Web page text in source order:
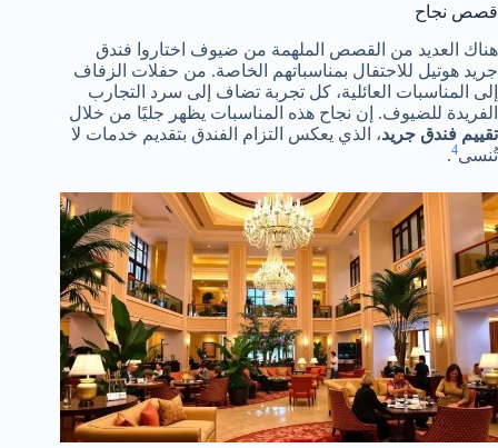
قصص نجاح
هناك العديد من القصص الملهمة من ضيوف اختاروا فندق
جريد هوتيل للاحتفال بمناسباتهم الخاصة. من حفلات الزفاف
إلى المناسبات العائلية، كل تجربة تضاف إلى سرد التجارب
الفريدة للضيوف. إن نجاح هذه المناسبات يظهر جليًا من خلال
تقييم فندق جريد، الذي يعكس التزام الفندق بتقديم خدمات لا
تُنسى4
.